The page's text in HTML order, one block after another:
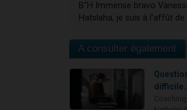
B"H Immense bravo
Hatslaha, je suis à l'affût de
A consulter également
difficile...